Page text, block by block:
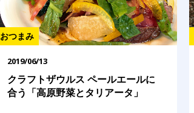
おつまみ
2019/06/13
クラフトザウルス ペールエールに
合う「高原野菜とタリアータ」